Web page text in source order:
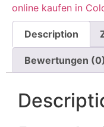
online kaufen in
Description
Bewertungen (0)